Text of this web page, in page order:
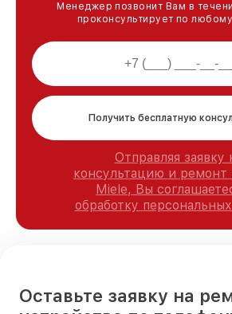
Менеджер позвонит Вам в
проконсультирует по
Получить бесплатную
Отправляя заявку
консультацию и ремонт
Miele, Вы
обработку
Оставьте заявку на